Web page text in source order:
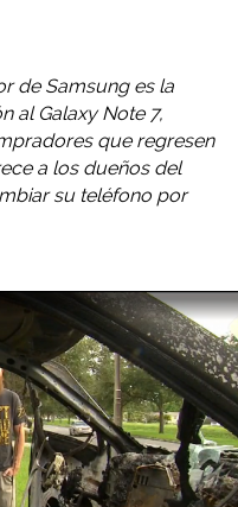
de Samsung es la
al Galaxy Note 7,
que regresen
a los dueños del
su teléfono por